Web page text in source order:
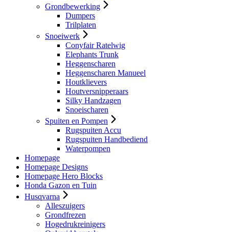
Grondbewerking
Dumpers
Trilplaten
Snoeiwerk
Conyfair Ratelwig
Elephants Trunk
Heggenscharen
Heggenscharen Manueel
Houtklievers
Houtversnipperaars
Silky Handzagen
Snoeischaren
Spuiten en Pompen
Rugspuiten Accu
Rugspuiten Handbediend
Waterpompen
Homepage
Homepage Designs
Homepage Hero Blocks
Honda Gazon en Tuin
Husqvarna
Alleszuigers
Grondfrezen
Hogedrukreinigers